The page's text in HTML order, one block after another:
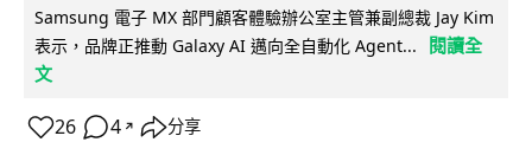
Samsung 電子 MX 部門顧客體驗辦公室主管兼副總裁 Jay Kim
表示，品牌正推動 Galaxy AI 邁向全自動化 Agent...
閱讀全
文
26 4 ↗ 分享